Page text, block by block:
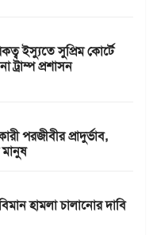
ইস্যুতে সুপ্রিম কোর্টে
প্রশাসন
পরজীবীর প্রাদুর্ভাব,
হামলা চালানোর দাবি